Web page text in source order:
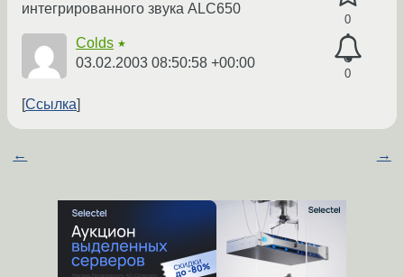
0
0
интегрированного звука ALC650
Colds ★
03.02.2003 08:50:58 +00:00
Ссылка
← →